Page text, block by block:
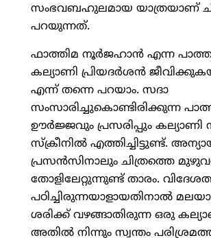
സംഭവബഹുലമായ യാത്രയാണ്
പറയുന്നത്.
ഫാത്തിമ നൂര്‍ജഹാന്‍ എന്ന
കല്യാണി പ്രിയദര്‍ശന്‍
എന്ന് തന്നെ പറയാം. സദാ
സംസാരിച്ചുകൊണ്ടിരിക്കുന്ന
ഊര്‍ജ്ജവും പ്രസരിപ്പും കല്യാണി
സ്‌ക്രീനില്‍ എത്തിച്ചിട്ടുണ്ട്.
പ്രസന്‍സിനാലും ചിത്രത്തെ
തോളിലേറ്റുന്നുണ്ട് താരം.
പഠിച്ചിരുന്നയാളായതിനാല്‍
ശരിക്ക് വഴങ്ങാതിരുന്ന ഒരു
അതില്‍ നിന്നും സ്വന്തം